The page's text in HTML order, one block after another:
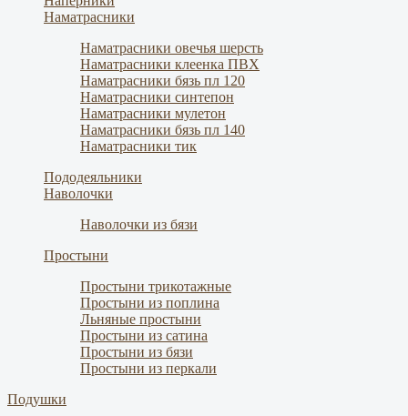
Наматрасники
Наматрасники овечья шерсть
Наматрасники клеенка ПВХ
Наматрасники бязь пл 120
Наматрасники синтепон
Наматрасники мулетон
Наматрасники бязь пл 140
Наматрасники тик
Пододеяльники
Наволочки
Наволочки из бязи
Простыни
Простыни трикотажные
Простыни из поплина
Льняные простыни
Простыни из сатина
Простыни из бязи
Простыни из перкали
Подушки